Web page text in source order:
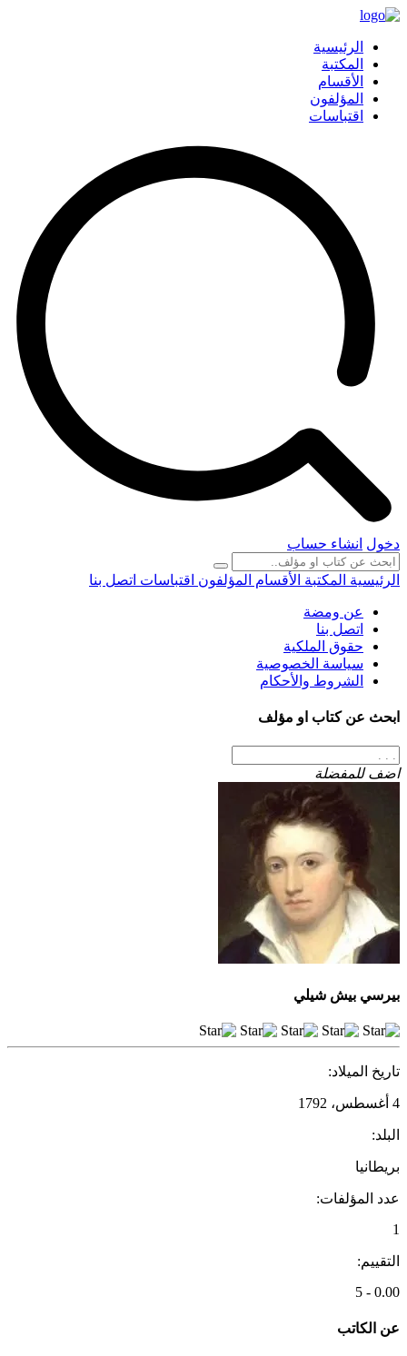
الرئيسية
المكتبة
الأقسام
المؤلفون
اقتباسات
دخول انشاء حساب
الرئيسية المكتبة الأقسام المؤلفون اقتباسات اتصل بنا
عن ومضة
اتصل بنا
حقوق الملكية
سياسة الخصوصية
الشروط والأحكام
ابحث عن كتاب او مؤلف
اضف للمفضلة
بيرسي بيش شيلي
تاريخ الميلاد:
4 أغسطس، 1792
البلد:
بريطانيا
عدد المؤلفات:
1
التقييم:
0.00 - 5
عن الكاتب